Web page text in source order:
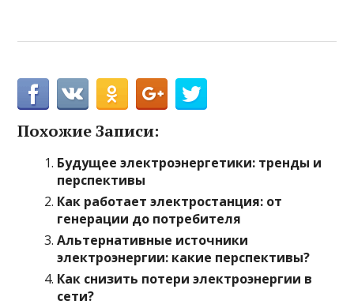
Похожие Записи:
Будущее электроэнергетики: тренды и
перспективы
Как работает электростанция: от
генерации до потребителя
Альтернативные источники
электроэнергии: какие перспективы?
Как снизить потери электроэнергии в
сети?